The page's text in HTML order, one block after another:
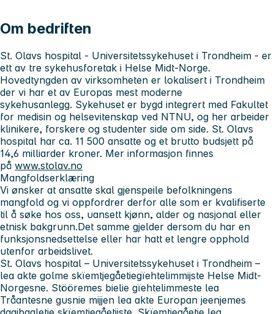
Om bedriften
St. Olavs hospital - Universitetssykehuset i Trondheim - er
ett av tre sykehusforetak i Helse Midt-Norge.
Hovedtyngden av virksomheten er lokalisert i Trondheim
der vi har et av Europas mest moderne
sykehusanlegg. Sykehuset er bygd integrert med Fakultet
for medisin og helsevitenskap ved NTNU, og her arbeider
klinikere, forskere og studenter side om side. St. Olavs
hospital har ca. 11 500 ansatte og et brutto budsjett på
14,6 milliarder kroner. Mer informasjon finnes
på www.stolav.no
Mangfoldserklæring
Vi ønsker at ansatte skal gjenspeile befolkningens
mangfold og vi oppfordrer derfor alle som er kvalifiserte
til å søke hos oss, uansett kjønn, alder og nasjonal eller
etnisk bakgrunn.Det samme gjelder dersom du har en
funksjonsnedsettelse eller har hatt et lengre opphold
utenfor arbeidslivet.
St. Olavs hospital – Universitetssykehuset i Trondheim –
lea akte golme skïemtjegåetiegïehtelimmijste Helse Midt-
Norgesne. Stööremes bielie gïehtelimmeste lea
Tråantesne gusnie mijjen lea akte Europan jeenjemes